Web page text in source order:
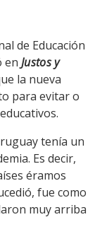
de Educación
en Justos y
la nueva
para evitar o
tenía un
Es decir,
éramos
fue como
muy arriba